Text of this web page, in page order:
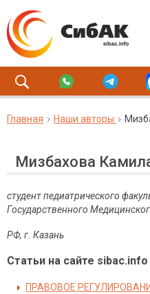
Главная Наши авторы
Мизбахова
студент педиатрического
Государственного
РФ, г. Казань
Статьи на сайте sibac.info
ПРАВОВОЕ